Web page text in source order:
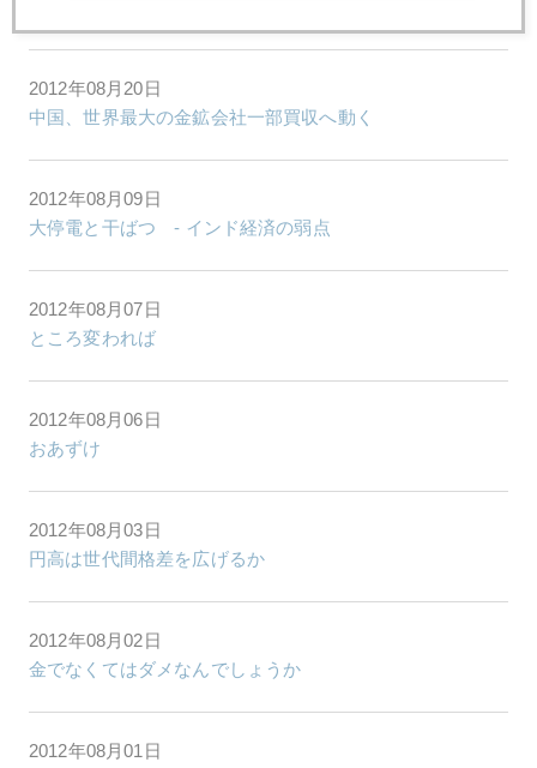
2012年08月20日
中国、世界最大の金鉱会社一部買収へ動く
2012年08月09日
大停電と干ばつ - インド経済の弱点
2012年08月07日
ところ変われば
2012年08月06日
おあずけ
2012年08月03日
円高は世代間格差を広げるか
2012年08月02日
金でなくてはダメなんでしょうか
2012年08月01日